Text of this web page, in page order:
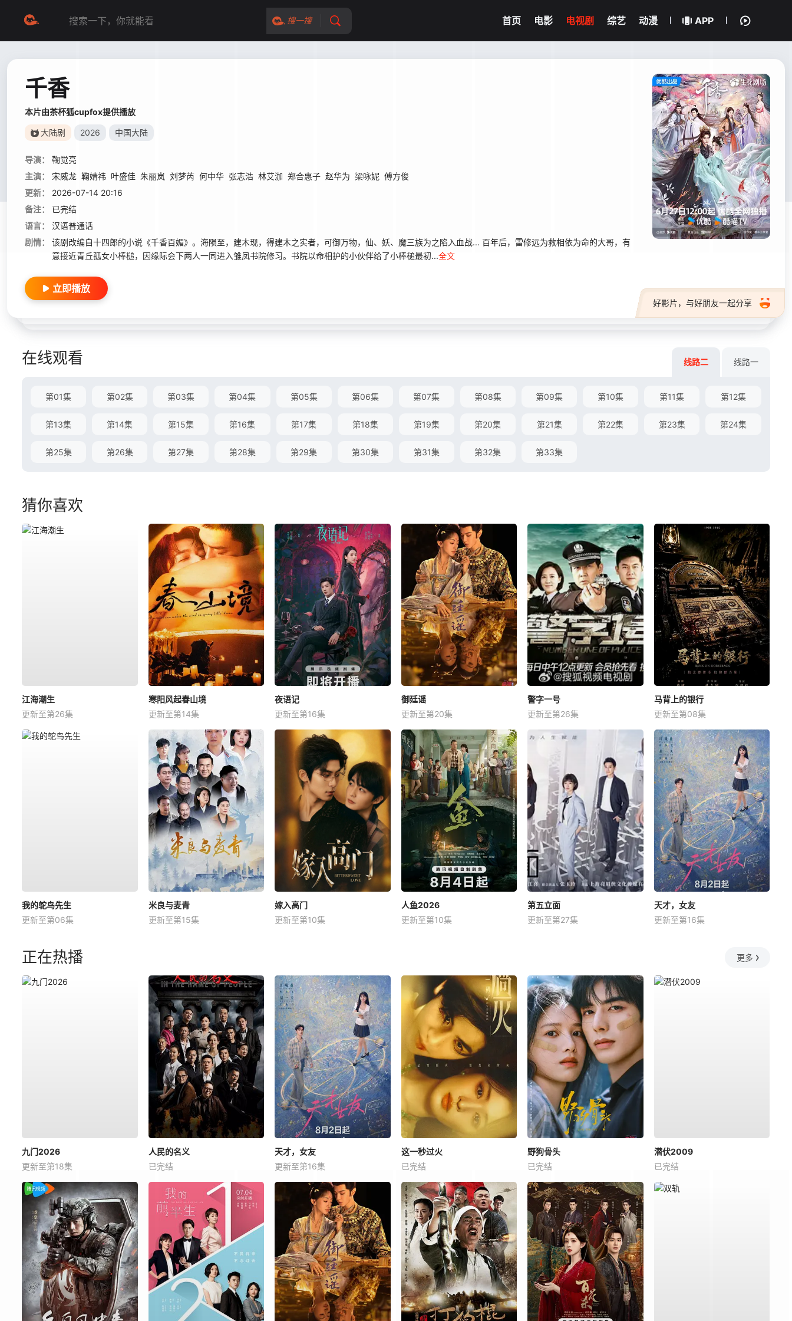
搜一搜 首页 电影 电视剧 综艺 动漫 APP
千香
本片由茶杯狐cupfox提供播放
大陆剧 2026 中国大陆
导演：
鞠觉亮
主演：
宋威龙 鞠婧祎 叶盛佳 朱丽岚 刘梦芮 何中华 张志浩 林艾泇 郑合惠子 赵华为 梁咏妮 傅方俊
更新：
2026-07-14 20:16
备注：
已完结
语言：
汉语普通话
剧情：
该剧改编自十四郎的小说《千香百媚》。海陨至，建木现，得建木之实者，可御万物，仙、妖、魔三族为之陷入血战... 百年后，雷修远为救相依为命的大哥，有
意接近青丘孤女小棒槌，因缘际会下两人一同进入雏凤书院修习。书院以命相护的小伙伴给了小棒槌最初...全文
好影片，与好朋友一起分享
立即播放
在线观看 线路二 线路一
第01集 第02集 第03集 第04集 第05集 第06集 第07集 第08集 第09集 第10集 第11集 第12集
第13集 第14集 第15集 第16集 第17集 第18集 第19集 第20集 第21集 第22集 第23集 第24集
第25集 第26集 第27集 第28集 第29集 第30集 第31集 第32集 第33集
猜你喜欢
江海潮生
更新至第26集
寒阳风起春山境
更新至第14集
夜语记
更新至第16集
御廷谣
更新至第20集
警字一号
更新至第26集
马背上的银行
更新至第08集
我的鸵鸟先生
更新至第06集
米良与麦青
更新至第15集
嫁入高门
更新至第10集
人鱼2026
更新至第10集
第五立面
更新至第27集
天才，女友
更新至第16集
正在热播 更多
九门2026
更新至第18集
人民的名义
已完结
天才，女友
更新至第16集
这一秒过火
已完结
野狗骨头
已完结
潜伏2009
已完结